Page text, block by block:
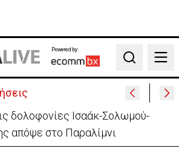
Powered by:
Search
δολοφονίες Ισαάκ-Σολωμού-
απόψε στο Παραλίμνι